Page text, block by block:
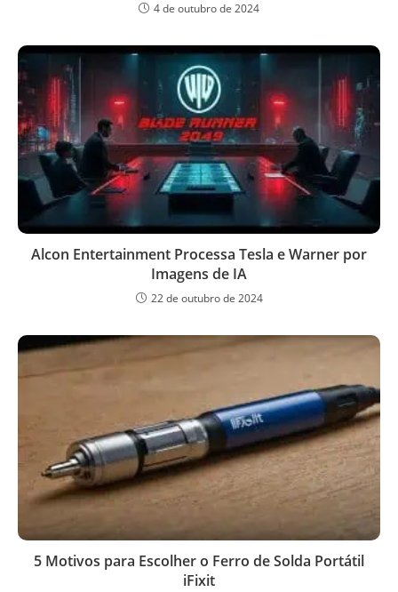
4 de outubro de 2024
Alcon Entertainment Processa Tesla e Warner por
Imagens de IA
22 de outubro de 2024
5 Motivos para Escolher o Ferro de Solda Portátil
iFixit